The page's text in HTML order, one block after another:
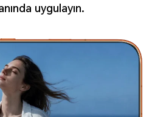
uygulayın.